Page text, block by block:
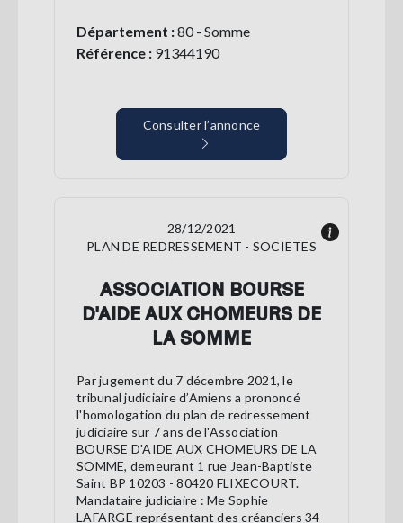
Département :80 - Somme
Référence : 91344190
Consulter l’annonce
28/12/2021
PLAN DE REDRESSEMENT - SOCIETES
ASSOCIATION BOURSE
D'AIDE AUX CHOMEURS DE
LA SOMME
Par jugement du 7 décembre 2021, le
tribunal judiciaire d’Amiens a prononcé
l'homologation du plan de redressement
judiciaire sur 7 ans de l'Association
BOURSE D'AIDE AUX CHOMEURS DE LA
SOMME, demeurant 1 rue Jean-Baptiste
Saint BP 10203 - 80420 FLIXECOURT.
Mandataire judiciaire : Me Sophie
LAFARGE représentant des créanciers 34